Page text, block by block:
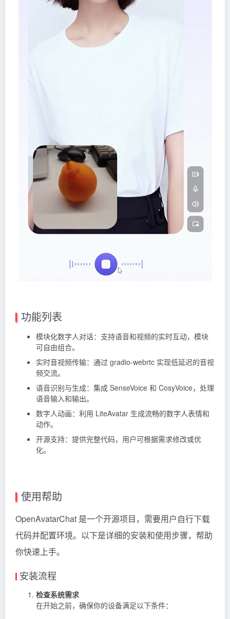
功能列表
模块化数字人对话：支持语音和视频的实时互动，模块
可自由组合。
实时音视频传输：通过 gradio-webrtc 实现低延迟的音视
频交流。
语音识别与生成：集成 SenseVoice 和 CosyVoice，处理
语音输入和输出。
数字人动画：利用 LiteAvatar 生成流畅的数字人表情和
动作。
开源支持：提供完整代码，用户可根据需求修改或优
化。
使用帮助
OpenAvatarChat 是一个开源项目，需要用户自行下载
代码并配置环境。以下是详细的安装和使用步骤，帮助
你快速上手。
安装流程
检查系统需求
在开始之前，确保你的设备满足以下条件：